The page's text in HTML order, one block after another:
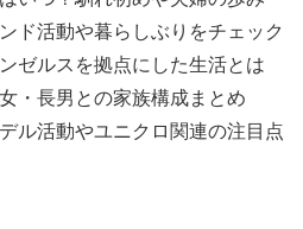
ド活動や暮らしぶりをチェック
ゼルスを拠点にした生活とは
・長男との家族構成まとめ
ル活動やユニクロ関連の注目点